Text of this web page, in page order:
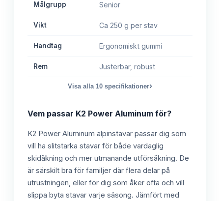
Målgrupp Senior
Vikt Ca 250 g per stav
Handtag Ergonomiskt gummi
Rem Justerbar, robust
Visa alla 10 specifikationer›
Vem passar K2 Power Aluminum för?
K2 Power Aluminum alpinstavar passar dig som
vill ha slitstarka stavar för både vardaglig
skidåkning och mer utmanande utförsåkning. De
är särskilt bra för familjer där flera delar på
utrustningen, eller för dig som åker ofta och vill
slippa byta stavar varje säsong. Jämfört med